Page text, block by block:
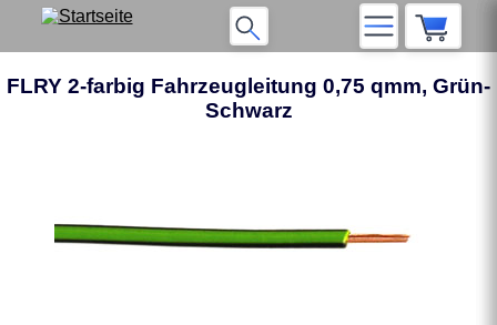
FLRY 2-farbig Fahrzeugleitung 0,75 qmm, Grün-
Schwarz